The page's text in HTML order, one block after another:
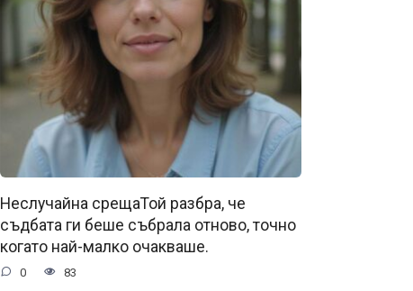
Неслучайна срещаТой разбра, че
съдбата ги беше събрала отново, точно
когато най-малко очакваше.
0 83